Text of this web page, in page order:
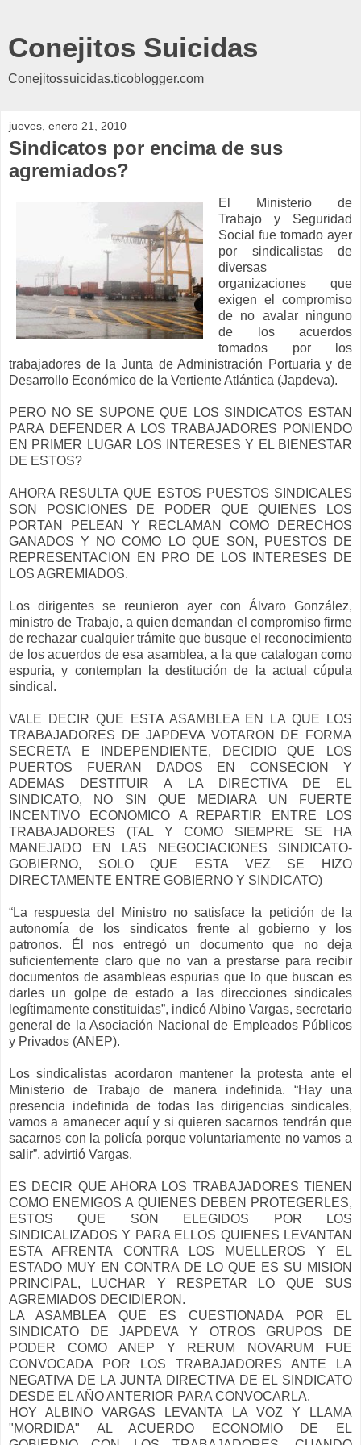
Conejitos Suicidas
Conejitossuicidas.ticoblogger.com
jueves, enero 21, 2010
Sindicatos por encima de sus
agremiados?
El Ministerio de
Trabajo y Seguridad
Social fue tomado ayer
por sindicalistas de
diversas
organizaciones que
exigen el compromiso
de no avalar ninguno
de los acuerdos
tomados por los
trabajadores de la Junta de Administración Portuaria y de
Desarrollo Económico de la Vertiente Atlántica (Japdeva).
PERO NO SE SUPONE QUE LOS SINDICATOS ESTAN
PARA DEFENDER A LOS TRABAJADORES PONIENDO
EN PRIMER LUGAR LOS INTERESES Y EL BIENESTAR
DE ESTOS?
AHORA RESULTA QUE ESTOS PUESTOS SINDICALES
SON POSICIONES DE PODER QUE QUIENES LOS
PORTAN PELEAN Y RECLAMAN COMO DERECHOS
GANADOS Y NO COMO LO QUE SON, PUESTOS DE
REPRESENTACION EN PRO DE LOS INTERESES DE
LOS AGREMIADOS.
Los dirigentes se reunieron ayer con Álvaro González,
ministro de Trabajo, a quien demandan el compromiso firme
de rechazar cualquier trámite que busque el reconocimiento
de los acuerdos de esa asamblea, a la que catalogan como
espuria, y contemplan la destitución de la actual cúpula
sindical.
VALE DECIR QUE ESTA ASAMBLEA EN LA QUE LOS
TRABAJADORES DE JAPDEVA VOTARON DE FORMA
SECRETA E INDEPENDIENTE, DECIDIO QUE LOS
PUERTOS FUERAN DADOS EN CONSECION Y
ADEMAS DESTITUIR A LA DIRECTIVA DE EL
SINDICATO, NO SIN QUE MEDIARA UN FUERTE
INCENTIVO ECONOMICO A REPARTIR ENTRE LOS
TRABAJADORES (TAL Y COMO SIEMPRE SE HA
MANEJADO EN LAS NEGOCIACIONES SINDICATO-
GOBIERNO, SOLO QUE ESTA VEZ SE HIZO
DIRECTAMENTE ENTRE GOBIERNO Y SINDICATO)
“La respuesta del Ministro no satisface la petición de la
autonomía de los sindicatos frente al gobierno y los
patronos. Él nos entregó un documento que no deja
suficientemente claro que no van a prestarse para recibir
documentos de asambleas espurias que lo que buscan es
darles un golpe de estado a las direcciones sindicales
legítimamente constituidas”, indicó Albino Vargas, secretario
general de la Asociación Nacional de Empleados Públicos
y Privados (ANEP).
Los sindicalistas acordaron mantener la protesta ante el
Ministerio de Trabajo de manera indefinida. “Hay una
presencia indefinida de todas las dirigencias sindicales,
vamos a amanecer aquí y si quieren sacarnos tendrán que
sacarnos con la policía porque voluntariamente no vamos a
salir”, advirtió Vargas.
ES DECIR QUE AHORA LOS TRABAJADORES TIENEN
COMO ENEMIGOS A QUIENES DEBEN PROTEGERLES,
ESTOS QUE SON ELEGIDOS POR LOS
SINDICALIZADOS Y PARA ELLOS QUIENES LEVANTAN
ESTA AFRENTA CONTRA LOS MUELLEROS Y EL
ESTADO MUY EN CONTRA DE LO QUE ES SU MISION
PRINCIPAL, LUCHAR Y RESPETAR LO QUE SUS
AGREMIADOS DECIDIERON.
LA ASAMBLEA QUE ES CUESTIONADA POR EL
SINDICATO DE JAPDEVA Y OTROS GRUPOS DE
PODER COMO ANEP Y RERUM NOVARUM FUE
CONVOCADA POR LOS TRABAJADORES ANTE LA
NEGATIVA DE LA JUNTA DIRECTIVA DE EL SINDICATO
DESDE EL AÑO ANTERIOR PARA CONVOCARLA.
HOY ALBINO VARGAS LEVANTA LA VOZ Y LLAMA
"MORDIDA" AL ACUERDO ECONOMIO DE EL